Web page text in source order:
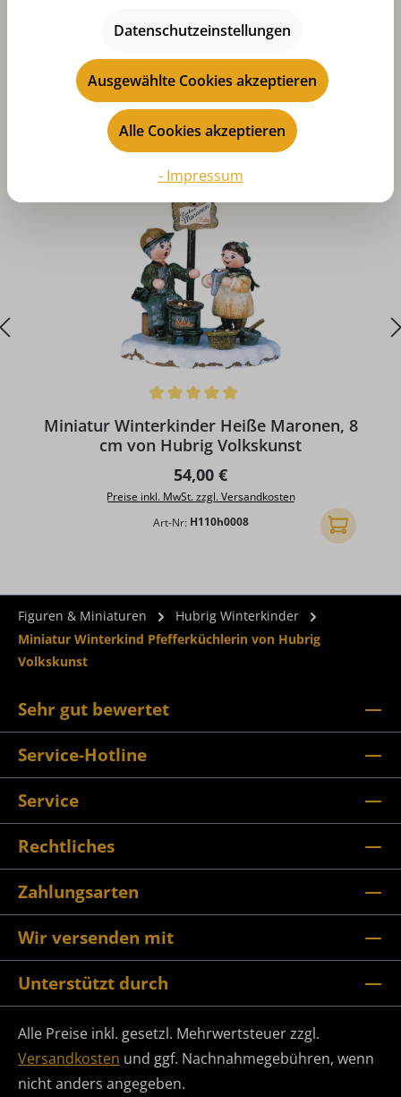
Produktgalerie überspringen
Das könnte Ihnen auch gefallen
Miniatur Winterkinder Heiße Maronen, 8
cm von Hubrig Volkskunst
Regulärer Preis:
54,00 €
Preise inkl. MwSt. zzgl. Versandkosten
Art-Nr: H110h0008 In den
Figuren & Miniaturen
Hubrig Winterkinder
Miniatur Winterkind Pfefferküchlerin von Hubrig
Volkskunst
Sehr gut bewertet
Service-Hotline
Service
Rechtliches
Zahlungsarten
Wir versenden mit
Unterstützt durch
Alle Preise inkl. gesetzl. Mehrwertsteuer zzgl.
Versandkosten und ggf. Nachnahmegebühren, wenn
nicht anders angegeben.
Datenschutzeinstellungen
Ausgewählte Cookies akzeptieren
Alle Cookies akzeptieren
- Impressum